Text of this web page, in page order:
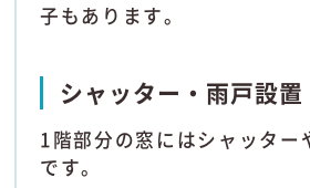
子もあります。
シャッター・雨戸設置
1階部分の窓にはシャッター
です。